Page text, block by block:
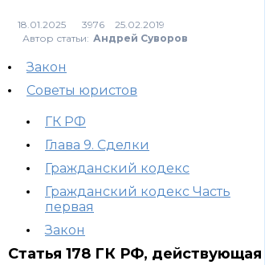
3976
Автор статьи: Андрей Суворов
Закон
Советы юристов
ГК РФ
Глава 9. Сделки
Гражданский кодекс
Гражданский кодекс Часть
первая
Закон
Статья 178 ГК РФ, действующая